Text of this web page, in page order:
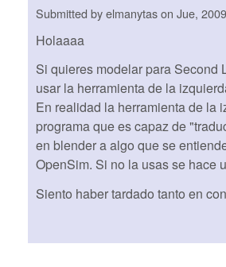
Submitted byelmanytason Jue,
Holaaaa
Si quieres modelar para Second
usar la herramienta de la
En realidad la herramienta de la
programa que es capaz de
en blender a algo que se
OpenSim. Si no la usas se hace
Siento haber tardado tanto en